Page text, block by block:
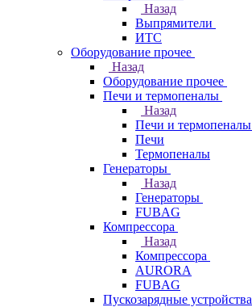
Назад
Выпрямители
ИТС
Оборудование прочее
Назад
Оборудование прочее
Печи и термопеналы
Назад
Печи и термопеналы
Печи
Термопеналы
Генераторы
Назад
Генераторы
FUBAG
Компрессора
Назад
Компрессора
AURORA
FUBAG
Пускозарядные устройства